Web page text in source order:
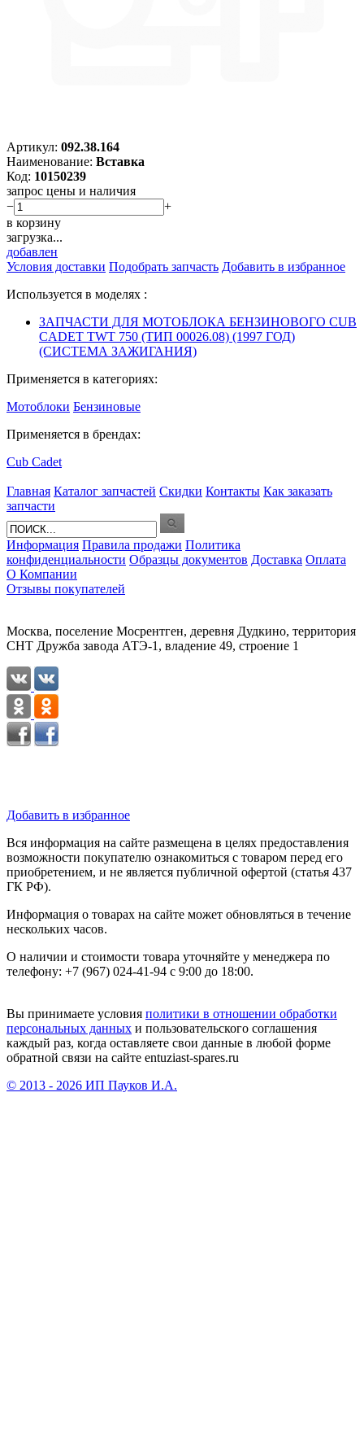
Артикул: 092.38.164
Наименование: Вставка
Код: 10150239
запрос цены и наличия
−
+
в корзину
загрузка...
добавлен
Условия доставки Подобрать запчасть Добавить в избранное
Используется в моделях :
ЗАПЧАСТИ ДЛЯ МОТОБЛОКА БЕНЗИНОВОГО CUB
CADET TWT 750 (ТИП 00026.08) (1997 ГОД)
(СИСТЕМА ЗАЖИГАНИЯ)
Применяется в категориях:
Мотоблоки Бензиновые
Применяется в брендах:
Cub Cadet
Главная Каталог запчастей Скидки Контакты Как заказать
запчасти
Информация Правила продажи Политика
конфиденциальности Образцы документов Доставка Оплата
О Компании
Отзывы покупателей
Москва, поселение Мосрентген, деревня Дудкино, территория
СНТ Дружба завода АТЭ-1, владение 49, строение 1
Добавить в избранное
Вся информация на сайте размещена в целях предоставления
возможности покупателю ознакомиться с товаром перед его
приобретением, и не является публичной офертой (статья 437
ГК РФ).
Информация о товарах на сайте может обновляться в течение
нескольких часов.
О наличии и стоимости товара уточняйте у менеджера по
телефону: +7 (967) 024-41-94 с 9:00 до 18:00.
Вы принимаете условия политики в отношении обработки
персональных данных и пользовательского соглашения
каждый раз, когда оставляете свои данные в любой форме
обратной связи на сайте entuziast-spares.ru
© 2013 - 2026 ИП Пауков И.А.